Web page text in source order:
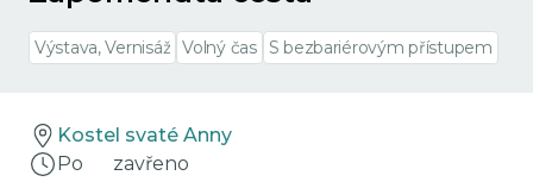
Výstava, Vernisáž Volný čas S bezbariérovým přístupem
Kostel svaté Anny
Po
zavřeno